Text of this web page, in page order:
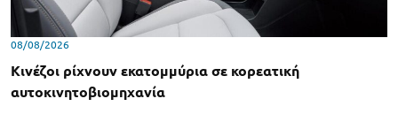
08/08/2026
Κινέζοι ρίχνουν εκατομμύρια σε κορεατική
αυτοκινητοβιομηχανία